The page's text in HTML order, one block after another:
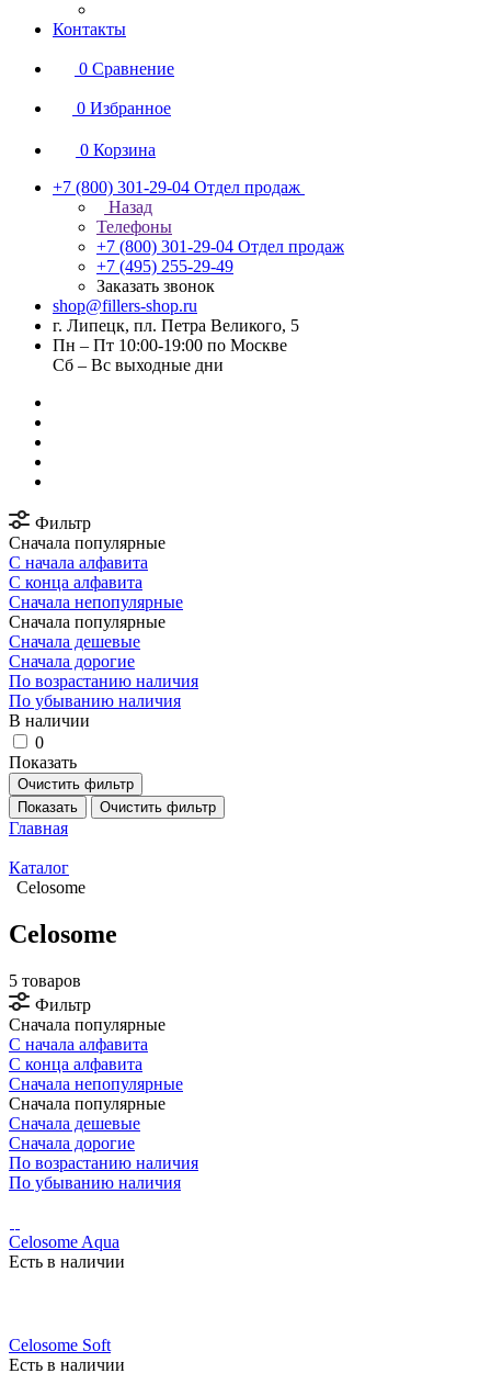
Контакты
0 Сравнение
0 Избранное
0 Корзина
+7 (800) 301-29-04 Отдел продаж
Назад
Телефоны
+7 (800) 301-29-04 Отдел продаж
+7 (495) 255-29-49
Заказать звонок
shop@fillers-shop.ru
г. Липецк, пл. Петра Великого, 5
Пн – Пт 10:00-19:00 по Москве
Сб – Вс выходные дни
Фильтр
Сначала популярные
С начала алфавита
С конца алфавита
Сначала непопулярные
Сначала популярные
Сначала дешевые
Сначала дорогие
По возрастанию наличия
По убыванию наличия
В наличии
0
Показать
Очистить фильтр
Показать
Очистить фильтр
Главная
Каталог
Celosome
Celosome
5 товаров
Фильтр
Сначала популярные
С начала алфавита
С конца алфавита
Сначала непопулярные
Сначала популярные
Сначала дешевые
Сначала дорогие
По возрастанию наличия
По убыванию наличия
Celosome Aqua
Есть в наличии
Celosome Soft
Есть в наличии